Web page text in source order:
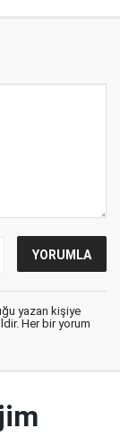
yazan kişiye
Her bir yorum